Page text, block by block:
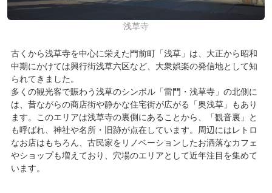
浅草寺
古くから浅草寺を中心に栄えた門前町「浅草」は、大正から昭和
中期にかけては興行街浅草六区など、大衆娯楽の発信地として知
られてきました。
多くの観光客で賑わう浅草のシンボル「雷門・浅草寺」の北側に
は、昔ながらの商店街や静かな住宅街が広がる「奥浅草」もあり
ます。このエリアは浅草寺の裏側にあることから、「観音裏」と
も呼ばれ、神社や名所・旧跡が点在しています。周辺にはレトロ
なお店はもちろん、古民家をリノベーションしたお洒落なカフェ
やショップも増えており、穴場のエリアとして近年注目を集めて
います。